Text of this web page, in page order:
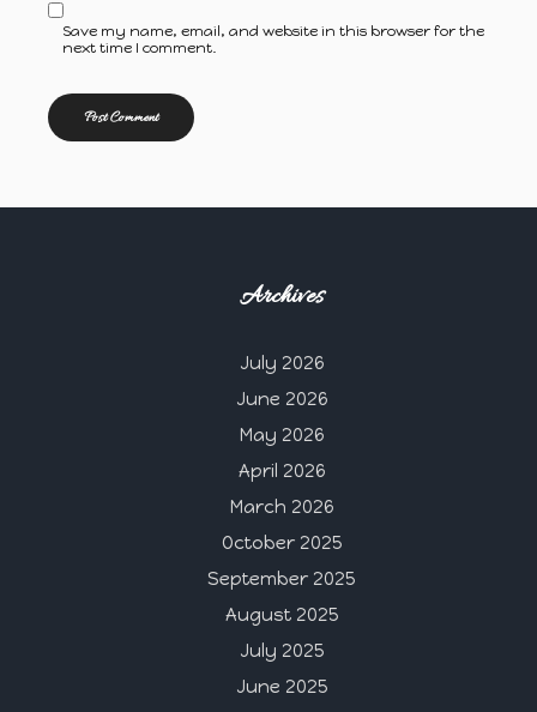
Save my name, email, and website in this browser for the
next time I comment.
Archives
July 2026
June 2026
May 2026
April 2026
March 2026
October 2025
September 2025
August 2025
July 2025
June 2025